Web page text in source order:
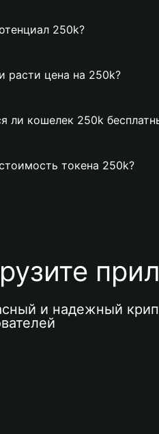
250k?
расти цена на 250k?
ли кошелек 250k
токена 250k?
и надежный